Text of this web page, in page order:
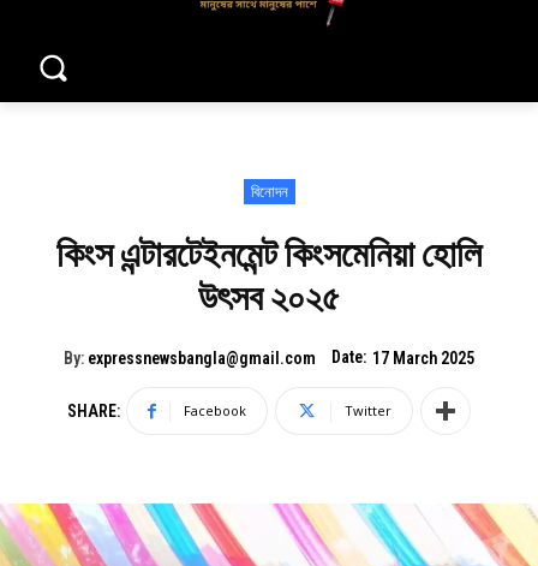
বিনোদন
কিংস এন্টারটেইনমেন্ট কিংসমেনিয়া হোলি
উৎসব ২০২৫
By: expressnewsbangla@gmail.com Date: 17 March 2025
SHARE: Facebook Twitter